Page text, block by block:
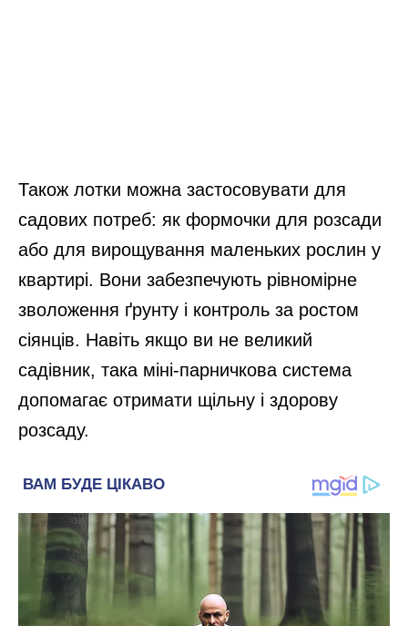
Також лотки можна застосовувати для
садових потреб: як формочки для розсади
або для вирощування маленьких рослин у
квартирі. Вони забезпечують рівномірне
зволоження ґрунту і контроль за ростом
сіянців. Навіть якщо ви не великий
садівник, така міні-парничкова система
допомагає отримати щільну і здорову
розсаду.